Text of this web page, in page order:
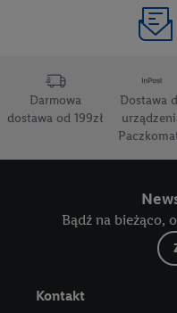
Darmowa
dostawa od 199zł
Dostawa
Bądź na bieżąco,
Kontakt
Użycie dokładnych
Przechowywanie
nich. Rozumienie
kombinacji danych z
efektywności reklam.
spersonalizowanych
Lista partnerów